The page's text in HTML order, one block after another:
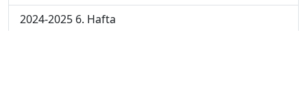
2024-2025 6. Hafta